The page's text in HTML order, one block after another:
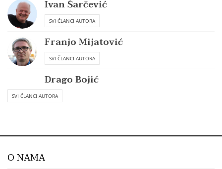
Ivan Šarčević
SVI ČLANCI AUTORA
Franjo Mijatović
SVI ČLANCI AUTORA
Drago Bojić
SVI ČLANCI AUTORA
O NAMA